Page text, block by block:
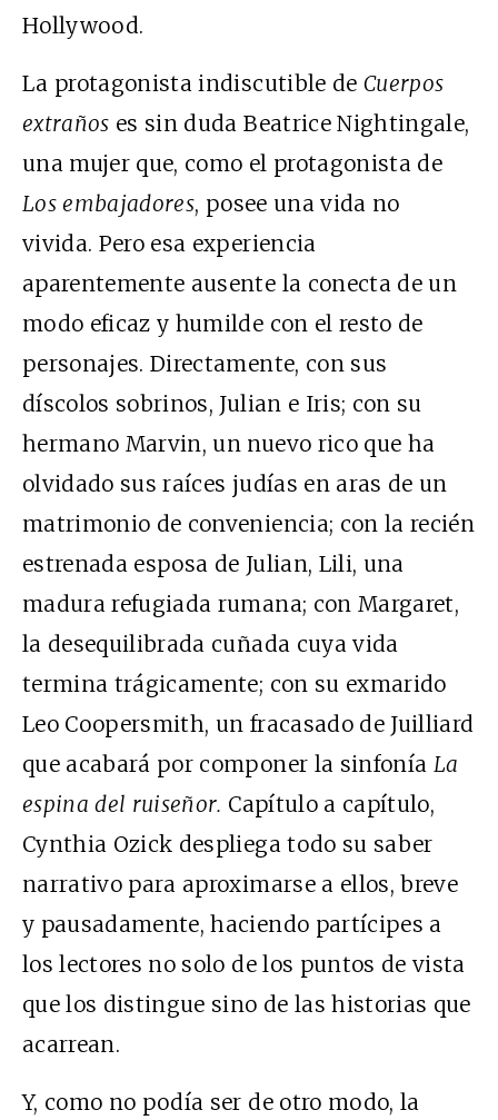
Hollywood.
La protagonista indiscutible de Cuerpos
extraños es sin duda Beatrice Nightingale,
una mujer que, como el protagonista de
Los embajadores, posee una vida no
vivida. Pero esa experiencia
aparentemente ausente la conecta de un
modo eficaz y humilde con el resto de
personajes. Directamente, con sus
díscolos sobrinos, Julian e Iris; con su
hermano Marvin, un nuevo rico que ha
olvidado sus raíces judías en aras de un
matrimonio de conveniencia; con la recién
estrenada esposa de Julian, Lili, una
madura refugiada rumana; con Margaret,
la desequilibrada cuñada cuya vida
termina trágicamente; con su exmarido
Leo Coopersmith, un fracasado de Juilliard
que acabará por componer la sinfonía La
espina del ruiseñor. Capítulo a capítulo,
Cynthia Ozick despliega todo su saber
narrativo para aproximarse a ellos, breve
y pausadamente, haciendo partícipes a
los lectores no solo de los puntos de vista
que los distingue sino de las historias que
acarrean.
Y, como no podía ser de otro modo, la